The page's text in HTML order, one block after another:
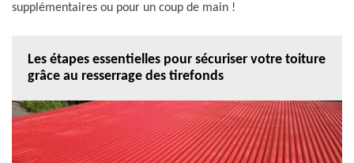
supplémentaires ou pour un coup de main !
Les étapes essentielles pour sécuriser votre toiture
grâce au resserrage des tirefonds